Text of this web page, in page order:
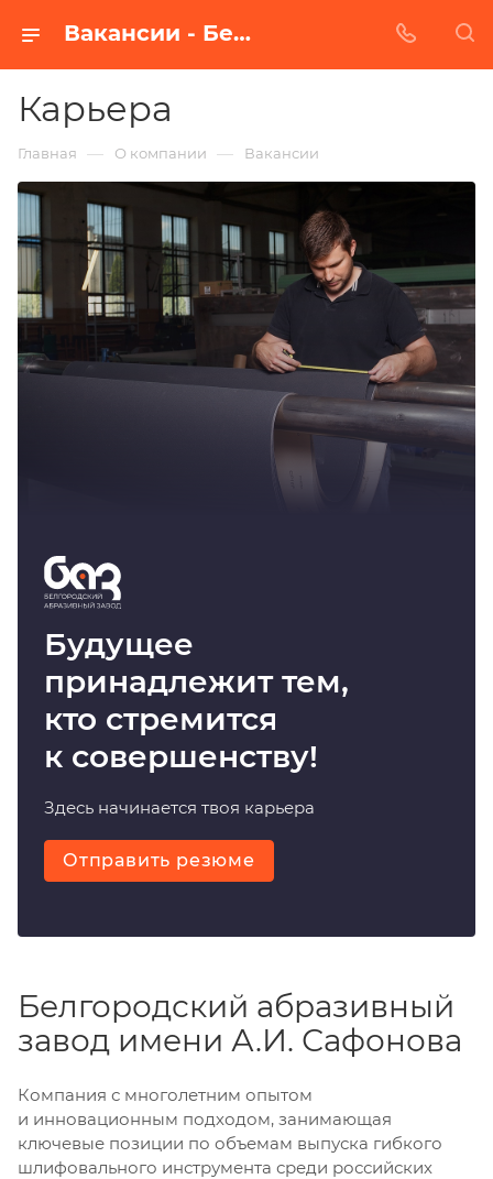
Вакансии - Белгородский Абразивный Завод
Карьера
Главная — О компании — Вакансии
Будущее
принадлежит тем,
кто стремится
к совершенству!
Здесь начинается твоя карьера
Отправить резюме
Белгородский абразивный
завод имени А.И. Сафонова
Компания с многолетним опытом
и инновационным подходом, занимающая
ключевые позиции по объемам выпуска гибкого
шлифовального инструмента среди российских